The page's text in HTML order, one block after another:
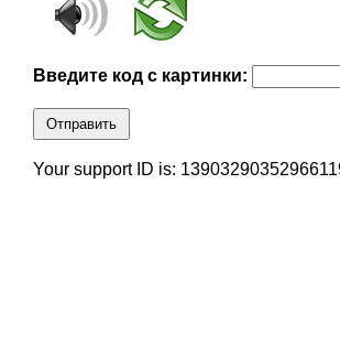
Введите код с картинки:
Отправить
Your support ID is: